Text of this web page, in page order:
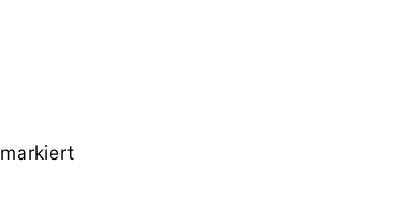
markiert